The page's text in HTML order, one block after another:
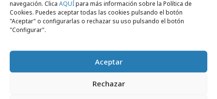
navegación. Clica AQUÍpara más información sobre la Política de
Cookies. Puedes aceptar todas las cookies pulsando el botón
"Aceptar" o configurarlas o rechazar su uso pulsando el botón
"Configurar".
Aceptar
Rechazar
Desigual reinterpreta su mensaje "Not a
Doll" con una gran lona en Madrid